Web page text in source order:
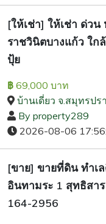
[ให้เช่า] ให้เช่า ด่ว
ราชวินิตบางแก้ว ใก
ปุ้ย
฿ 69,000 บาท
บ้านเดี่ยว จ.สมุทรปร
By property289
2026-08-06
[ขาย] ขายที่ดิน ทำเ
อินทามระ 1 สุทธิสา
164-2956